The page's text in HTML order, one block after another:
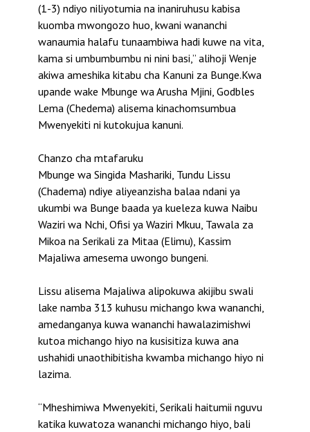
(1-3) ndiyo niliyotumia na inaniruhusu kabisa
kuomba mwongozo huo, kwani wananchi
wanaumia halafu tunaambiwa hadi kuwe na vita,
kama si umbumbumbu ni nini basi,” alihoji Wenje
akiwa ameshika kitabu cha Kanuni za Bunge.Kwa
upande wake Mbunge wa Arusha Mjini, Godbles
Lema (Chedema) alisema kinachomsumbua
Mwenyekiti ni kutokujua kanuni.
Chanzo cha mtafaruku
Mbunge wa Singida Mashariki, Tundu Lissu
(Chadema) ndiye aliyeanzisha balaa ndani ya
ukumbi wa Bunge baada ya kueleza kuwa Naibu
Waziri wa Nchi, Ofisi ya Waziri Mkuu, Tawala za
Mikoa na Serikali za Mitaa (Elimu), Kassim
Majaliwa amesema uwongo bungeni.
Lissu alisema Majaliwa alipokuwa akijibu swali
lake namba 313 kuhusu michango kwa wananchi,
amedanganya kuwa wananchi hawalazimishwi
kutoa michango hiyo na kusisitiza kuwa ana
ushahidi unaothibitisha kwamba michango hiyo ni
lazima.
“Mheshimiwa Mwenyekiti, Serikali haitumii nguvu
katika kuwatoza wananchi michango hiyo, bali